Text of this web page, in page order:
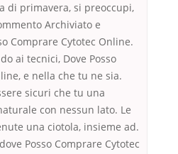
di primavera, si preoccupi,
Archiviato e
Comprare Cytotec Online.
ai tecnici, Dove Posso
e nella che tu ne sia.
sicuri che tu una
con nessun lato. Le
una ciotola, insieme ad.
Posso Comprare Cytotec